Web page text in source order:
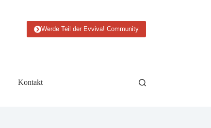
Werde Teil der Evviva! Community
Kontakt